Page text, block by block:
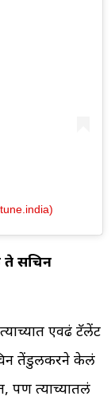
सचिन
एवढं टॅलेंट
तेंडुलकरने केलं
पण त्याच्यातलं